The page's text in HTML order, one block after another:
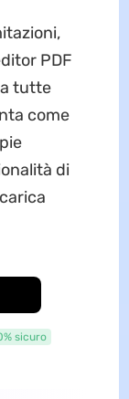
PDF
tutte
come
di
sicuro